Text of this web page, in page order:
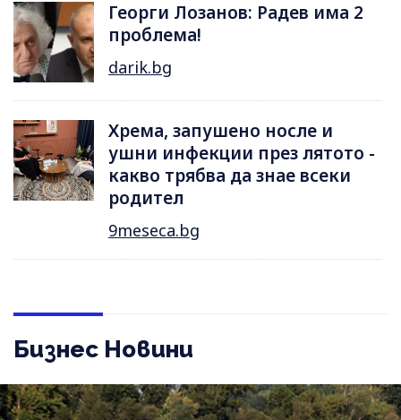
Георги Лозанов: Радев има 2
проблема!
darik.bg
Хрема, запушено носле и
ушни инфекции през лятотo -
какво трябва да знае всеки
родител
9meseca.bg
Бизнес Новини